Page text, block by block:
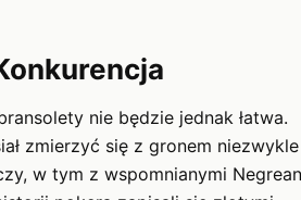
nie będzie jednak łatwa.
zmierzyć się z gronem niezwykle
w tym z wspomnianymi